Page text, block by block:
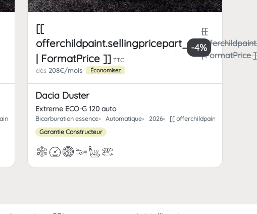
| FormatNumber ]] kms
[[
offerchildpaint.sellingpricepart_ttc
| FormatPrice ]] TTC
[[
| FormatPrice
dès 208€/mois Économisez
-4%
Dacia Duster
Extreme ECO-G 120 auto
Bicarburation essence Automatique 2026
[[
Garantie Constructeur